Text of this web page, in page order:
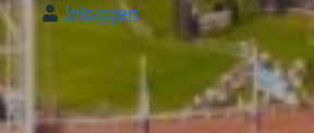
Inloggen